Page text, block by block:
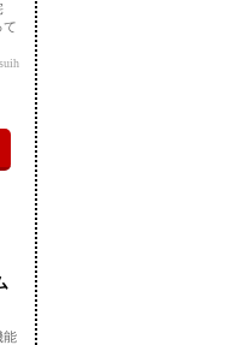
て
能